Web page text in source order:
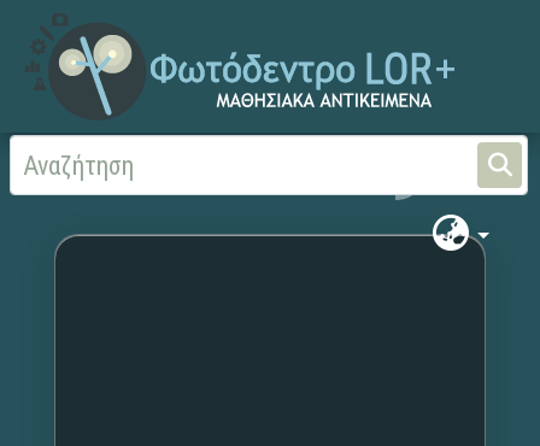
Αρχική Χωρίς τίτλο